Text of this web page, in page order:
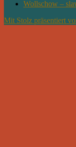
Wollschow –
Mit Stolz präsentiert